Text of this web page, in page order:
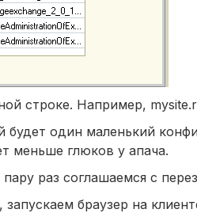
строке. Например,
будет один маленький
меньше глюков у апача.
раз соглашаемся с
браузер на